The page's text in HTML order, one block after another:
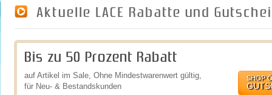
Aktuelle LACE Rabatte und
Bis zu 50 Prozent Rabatt
auf Artikel im Sale, Ohne Mindestwarenwert gültig,
für Neu- & Bestandskunden
SHOP